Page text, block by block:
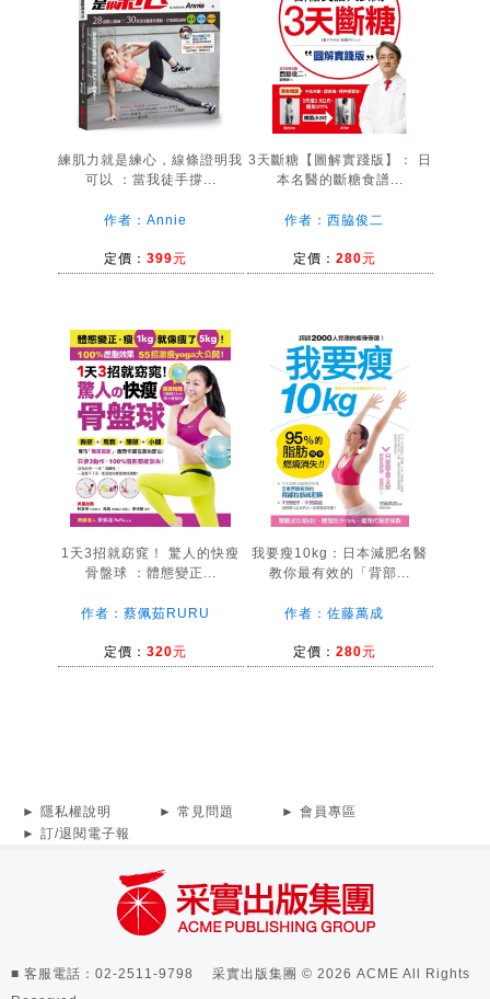
練肌力就是練心，線條證明我
可以 ：當我徒手撐...
作者：Annie
定價： 399元
3天斷糖【圖解實踐版】： 日
本名醫的斷糖食譜...
作者：西脇俊二
定價： 280元
1天3招就窈窕！ 驚人的快瘦
骨盤球 ：體態變正...
作者：蔡佩茹RURU
定價： 320元
我要瘦10kg：日本減肥名醫
教你最有效的「背部...
作者：佐藤萬成
定價： 280元
► 隱私權說明 ► 常見問題
► 會員專區
► 訂/退閱電子報
■ 客服電話：02-2511-9798 采實出版集團 © 2026 ACME All Rights